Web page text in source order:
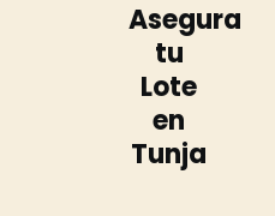
Asegura
tu
Lote
en
Tunja